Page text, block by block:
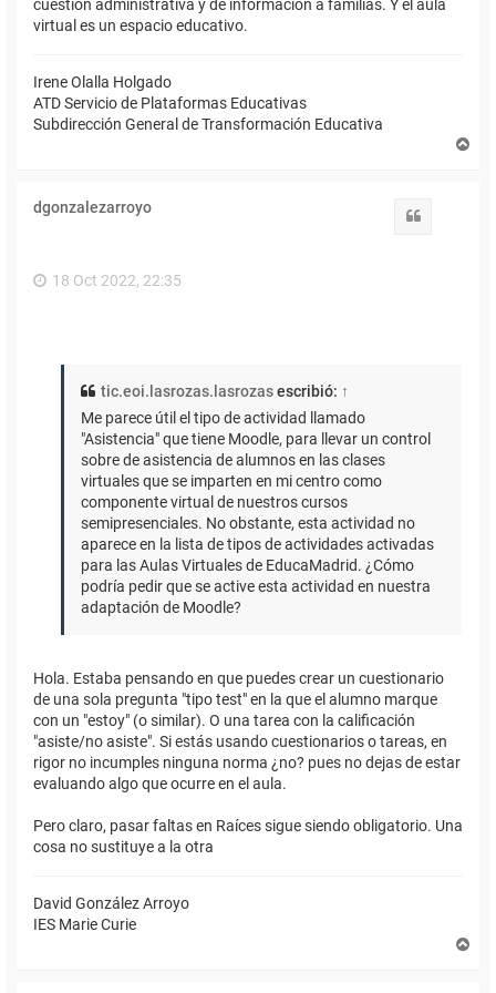
cuestión administrativa y de información a familias. Y el aula
virtual es un espacio educativo.
Irene Olalla Holgado
ATD Servicio de Plataformas Educativas
Subdirección General de Transformación Educativa
dgonzalezarroyo
18 Oct 2022, 22:35
tic.eoi.lasrozas.lasrozasescribió: ↑
Me parece útil el tipo de actividad llamado
"Asistencia" que tiene Moodle, para llevar un control
sobre de asistencia de alumnos en las clases
virtuales que se imparten en mi centro como
componente virtual de nuestros cursos
semipresenciales. No obstante, esta actividad no
aparece en la lista de tipos de actividades activadas
para las Aulas Virtuales de EducaMadrid. ¿Cómo
podría pedir que se active esta actividad en nuestra
adaptación de Moodle?
Hola. Estaba pensando en que puedes crear un cuestionario
de una sola pregunta "tipo test" en la que el alumno marque
con un "estoy" (o similar). O una tarea con la calificación
"asiste/no asiste". Si estás usando cuestionarios o tareas, en
rigor no incumples ninguna norma ¿no? pues no dejas de estar
evaluando algo que ocurre en el aula.
Pero claro, pasar faltas en Raíces sigue siendo obligatorio. Una
cosa no sustituye a la otra
David González Arroyo
IES Marie Curie